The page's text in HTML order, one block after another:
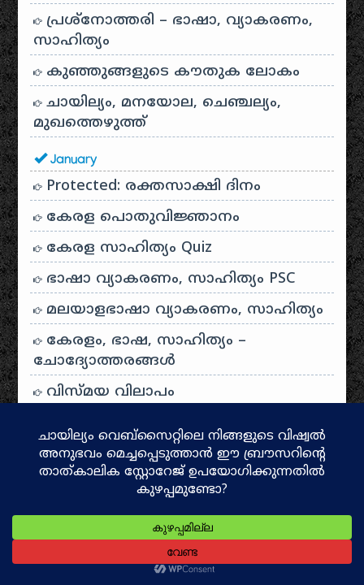
പ്രശ്‌നോത്തരി – ഭാഷാ, വ്യാകരണം,
സാഹിത്യം
കുഞ്ഞുങ്ങളുടെ കൗതുക ലോകം
ചായില്യം, മനയോല, ചെഞ്ചല്യം,
മുഖത്തെഴുത്ത്
January
Protected: രക്തസാക്ഷി ദിനം
കേരള പൊതുവിജ്ഞാനം
കേരള സാഹിത്യം Quiz
ഭാഷാ വ്യാകരണം, സാഹിത്യം PSC
മലയാളഭാഷാ വ്യാകരണം, സാഹിത്യം
കേരളം, ഭാഷ, സാഹിത്യം –
ചോദ്യോത്തരങ്ങൾ
വിസ്മയ വിലാപം
കാവുകൾ
താമസം ഇരിയയിൽ
കൊച്ചി – മുസിരിസ് ബിനാലെ – 2016
സഫലമീ യാത്ര